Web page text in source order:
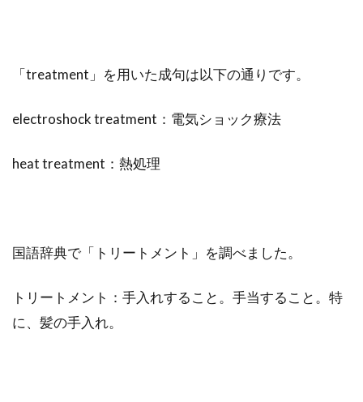
「treatment」を用いた成句は以下の通りです。
electroshock treatment：電気ショック療法
heat treatment：熱処理
国語辞典で「トリートメント」を調べました。
トリートメント：手入れすること。手当すること。特
に、髪の手入れ。